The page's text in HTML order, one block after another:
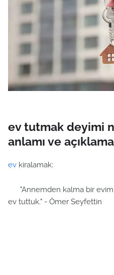
ev tutmak deyimi
anlamı ve
ev kiralamak:
"Annemden kalma bir evim
ev tuttuk." - Ömer Seyfettin